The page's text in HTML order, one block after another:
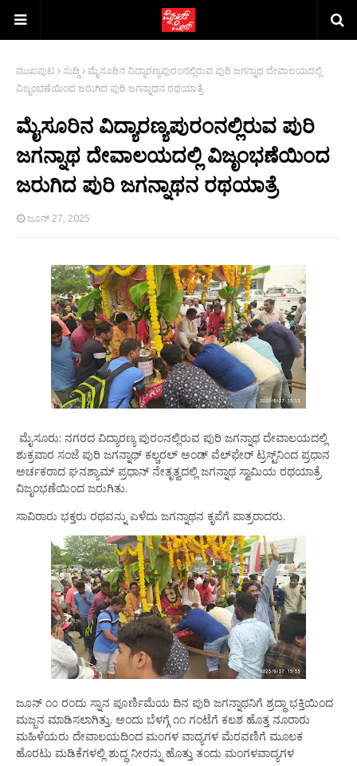
ಮುಖಪುಟ ಸುದ್ದಿ
ಮೈಸೂರಿನ ವಿದ್ಯಾರಣ್ಯಪುರಂನಲ್ಲಿರುವ ಪುರಿ ಜಗನ್ನಾಥ ದೇವಾಲಯದಲ್ಲಿ
ವಿಜೃಂಭಣೆಯಿಂದ ಜರುಗಿದ ಪುರಿ ಜಗನ್ನಾಥನ ರಥಯಾತ್ರೆ
ಮೈಸೂರಿನ ವಿದ್ಯಾರಣ್ಯಪುರಂನಲ್ಲಿರುವ ಪುರಿ
ಜಗನ್ನಾಥ ದೇವಾಲಯದಲ್ಲಿ ವಿಜೃಂಭಣೆಯಿಂದ
ಜರುಗಿದ ಪುರಿ ಜಗನ್ನಾಥನ ರಥಯಾತ್ರೆ
ಜೂನ್ 27, 2025
ಮೈಸೂರು: ನಗರದ ವಿದ್ಯಾರಣ್ಯ ಪುರಂನಲ್ಲಿರುವ ಪುರಿ ಜಗನ್ನಾಥ ದೇವಾಲಯದಲ್ಲಿ
ಶುಕ್ರವಾರ ಸಂಜೆ ಪುರಿ ಜಗನ್ನಾಥ್ ಕಲ್ಚರಲ್ ಅಂಡ್ ವೆಲ್‌ಫೇರ್ ಟ್ರಸ್ಟ್‌ನಿಂದ ಪ್ರಧಾನ
ಅರ್ಚಕರಾದ ಘನಶ್ಯಾಮ್ ಪ್ರಧಾನ್ ನೇತೃತ್ವದಲ್ಲಿ ಜಗನ್ನಾಥ ಸ್ವಾಮಿಯ ರಥಯಾತ್ರೆ
ವಿಜೃಂಭಣೆಯಿಂದ ಜರುಗಿತು.
ಸಾವಿರಾರು ಭಕ್ತರು ರಥವನ್ನು ಎಳೆದು ಜಗನ್ನಾಥನ ಕೃಪೆಗೆ ಪಾತ್ರರಾದರು.
ಜೂನ್ ೧೦ ರಂದು ಸ್ನಾನ ಪೂರ್ಣಿಮೆಯ ದಿನ ಪುರಿ ಜಗನ್ನಾಥನಿಗೆ ಶ್ರದ್ಧಾ ಭಕ್ತಿಯಿಂದ
ಮಜ್ಜನ ಮಾಡಿಸಲಾಗಿತ್ತು. ಅಂದು ಬೆಳಗ್ಗೆ ೧೧ ಗಂಟೆಗೆ ಕಲಶ ಹೊತ್ತ ನೂರಾರು
ಮಹಿಳೆಯರು ದೇವಾಲಯದಿಂದ ಮಂಗಳ ವಾದ್ಯಗಳ ಮೆರವಣಿಗೆ ಮೂಲಕ
ಹೊರಟು ಮಡಿಕೆಗಳಲ್ಲಿ ಶುದ್ಧ ನೀರನ್ನು ಹೊತ್ತು ತಂದು ಮಂಗಳವಾದ್ಯಗಳ